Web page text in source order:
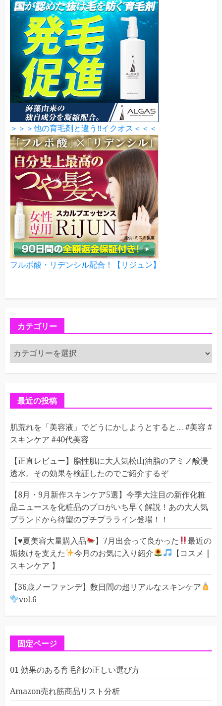
＞＞＞他の育毛剤と違う‼イクオス＜＜＜
フルボ酸・リデンシル配合！【リジュン】
カテゴリー
カ
テ
ゴ
最近の投稿
肌荒れを「美容液」でどうにかしようとすると… #美容 #
スキンケア #40代美容
【正直レビュー】脂性肌に大人気松山油脂のアミノ酸浸
透水。その効果を検証したのでご紹介するぞ
【8月・9月新作スキンケア5選】今季大注目の新作化粧
品ニュースを化粧品のプロがいち早く解説！あの大人気
ブランドから待望のプチプラライン登場！！
【♥️夏美容大量購入品 】7月出会って良かった
最近の
垢抜けを支えた
今月のお気に入り紹介
【コスメ |
スキンケア 】
【36歳ノーファンデ】数日間の超リアルなスキンケア
vol.6
固定ページ
01 効果のある育毛剤の正しい選び方
Amazon売れ筋商品リスト分析